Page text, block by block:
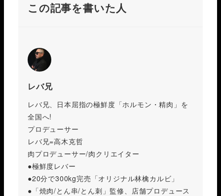
この記事を書いた人
レバ兄
レバ兄、日本屈指の極鮮度「ホルモン・精肉」を
全国へ!
プロデューサー
レバ兄=高木克哲
肉プロデューサー/肉クリエイター
●極鮮度レバー
●20分で300kg完売「オリジナル林檎カルビ」
●「焼肉/とん串/とん刺」監修、店舗プロデュース